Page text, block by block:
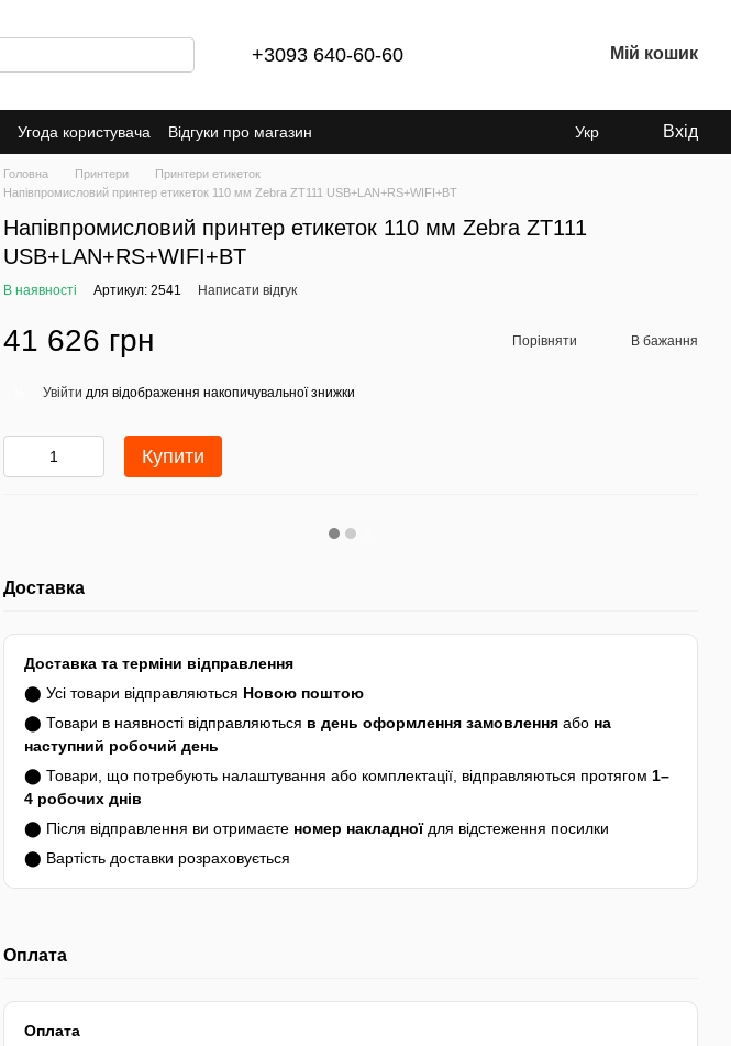
+3093 640-60-60 Мій кошик
Угода користувача Відгуки про магазин Укр Вхід
Головна Принтери
Принтери етикеток
Напівпромисловий принтер етикеток 110 мм Zebra ZT111 USB+LAN+RS+WIFI+BT
Напівпромисловий принтер етикеток 110 мм Zebra ZT111
USB+LAN+RS+WIFI+BT
В наявності Артикул: 2541 Написати відгук
41 626 грн Порівняти В бажання
Увійти для відображення накопичувальної знижки
Купити
Доставка
Доставка та терміни відправлення
⬤ Усі товари відправляються Новою поштою
⬤ Товари в наявності відправляються в день оформлення замовлення або на
наступний робочий день
⬤ Товари, що потребують налаштування або комплектації, відправляються протягом 1–
4 робочих днів
⬤ Після відправлення ви отримаєте номер накладноїдля відстеження посилки
⬤ Вартість доставки розраховується
Оплата
Оплата